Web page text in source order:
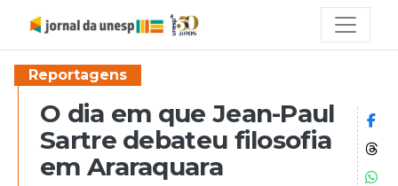
Reportagens
O dia em que Jean-Paul
Sartre debateu filosofia
em Araraquara